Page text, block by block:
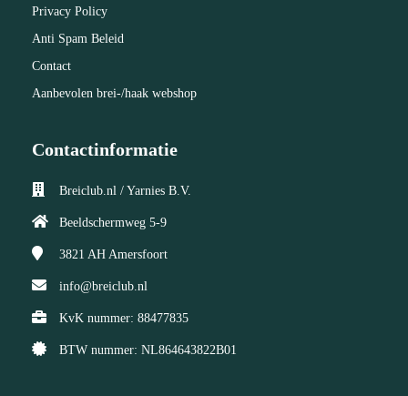
Privacy Policy
Anti Spam Beleid
Contact
Aanbevolen brei-/haak webshop
Contactinformatie
Breiclub.nl / Yarnies B.V.
Beeldschermweg 5-9
3821 AH Amersfoort
info@breiclub.nl
KvK nummer: 88477835
BTW nummer: NL864643822B01